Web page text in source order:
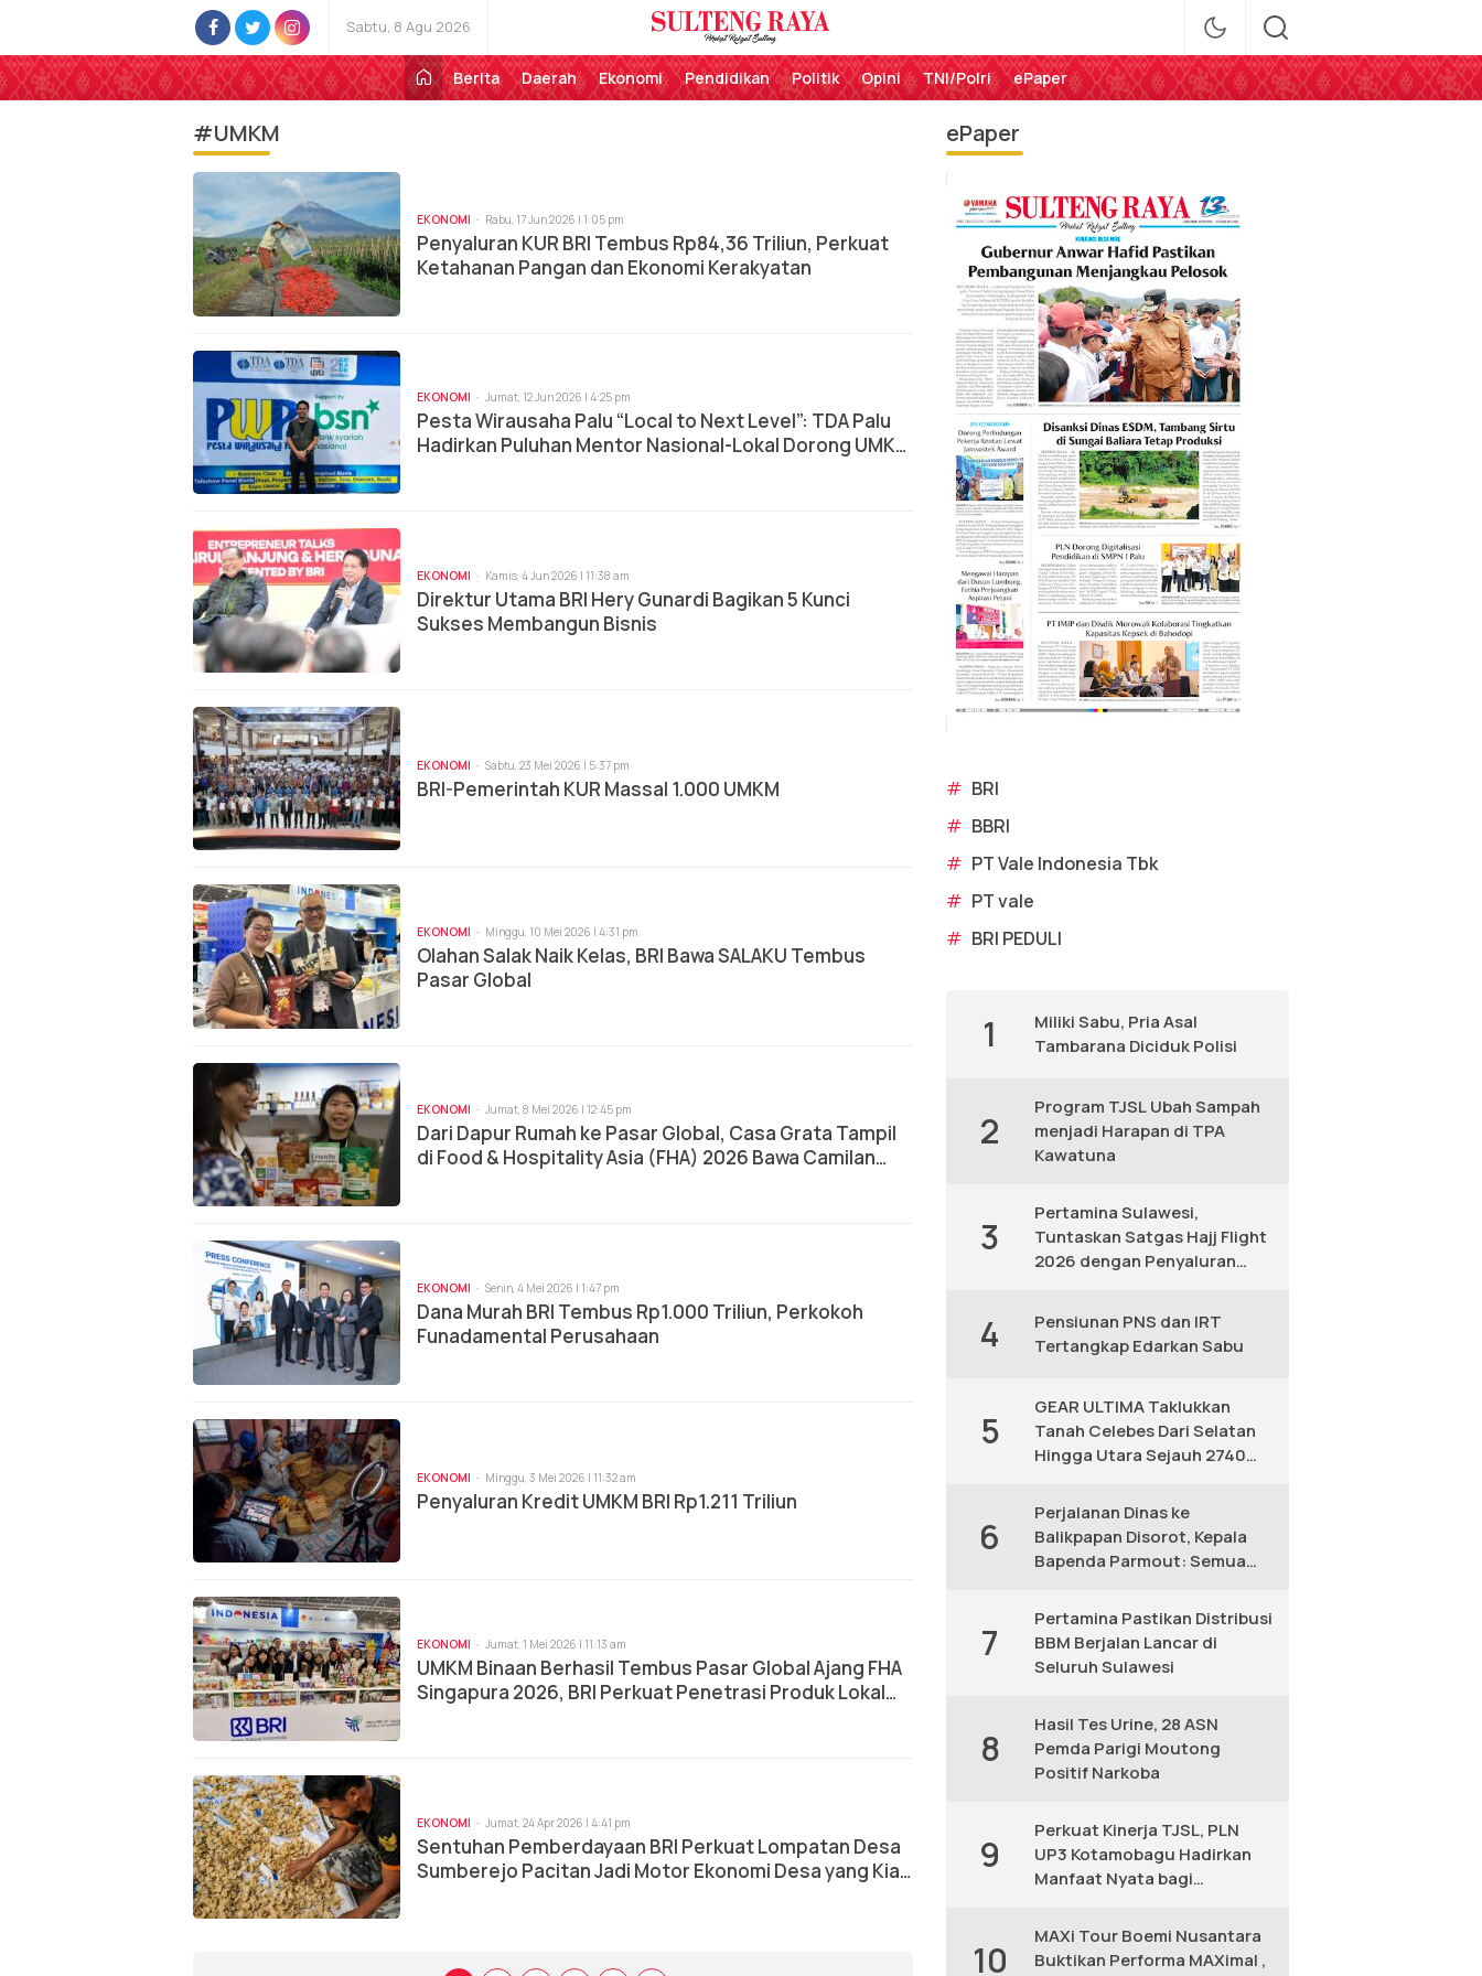
Sabtu, 8 Agu 2026
Sulteng Raya
Perekat Rakyat Sulteng
Berita
Daerah Ekonomi Pendidikan Politik Opini TNI/Polri ePaper
#UMKM
EKONOMI Rabu, 17 Jun 2026 | 1:05 pm
Penyaluran KUR BRI Tembus Rp84,36 Triliun, Perkuat
Ketahanan Pangan dan Ekonomi Kerakyatan
EKONOMI Jumat, 12 Jun 2026 | 4:25 pm
Pesta Wirausaha Palu “Local to Next Level”: TDA Palu
Hadirkan Puluhan Mentor Nasional-Lokal Dorong UMKM
EKONOMI Kamis, 4 Jun 2026 | 11:38 am
Direktur Utama BRI Hery Gunardi Bagikan 5 Kunci
Sukses Membangun Bisnis
EKONOMI Sabtu, 23 Mei 2026 | 5:37 pm
BRI-Pemerintah KUR Massal 1.000 UMKM
EKONOMI Minggu, 10 Mei 2026 | 4:31 pm
Olahan Salak Naik Kelas, BRI Bawa SALAKU Tembus
Pasar Global
EKONOMI Jumat, 8 Mei 2026 | 12:45 pm
Dari Dapur Rumah ke Pasar Global, Casa Grata Tampil
di Food & Hospitality Asia (FHA) 2026 Bawa Camilan
EKONOMI Senin, 4 Mei 2026 | 1:47 pm
Dana Murah BRI Tembus Rp1.000 Triliun, Perkokoh
Funadamental Perusahaan
EKONOMI Minggu, 3 Mei 2026 | 11:32 am
Penyaluran Kredit UMKM BRI Rp1.211 Triliun
EKONOMI Jumat, 1 Mei 2026 | 11:13 am
UMKM Binaan Berhasil Tembus Pasar Global Ajang FHA
Singapura 2026, BRI Perkuat Penetrasi Produk Lokal
EKONOMI Jumat, 24 Apr 2026 | 4:41 pm
Sentuhan Pemberdayaan BRI Perkuat Lompatan Desa
Sumberejo Pacitan Jadi Motor Ekonomi Desa yang Kian
ePaper
# BRI
# BBRI
# PT Vale Indonesia Tbk
# PT vale
# BRI PEDULI
1
Miliki Sabu, Pria Asal
Tambarana Diciduk Polisi
2
Program TJSL Ubah Sampah
menjadi Harapan di TPA
Kawatuna
3
Pertamina Sulawesi,
Tuntaskan Satgas Hajj Flight
2026 dengan Penyaluran
4
Pensiunan PNS dan IRT
Tertangkap Edarkan Sabu
5
GEAR ULTIMA Taklukkan
Tanah Celebes Dari Selatan
Hingga Utara Sejauh 2740
6
Perjalanan Dinas ke
Balikpapan Disorot, Kepala
Bapenda Parmout: Semua
7
Pertamina Pastikan Distribusi
BBM Berjalan Lancar di
Seluruh Sulawesi
8
Hasil Tes Urine, 28 ASN
Pemda Parigi Moutong
Positif Narkoba
9
Perkuat Kinerja TJSL, PLN
UP3 Kotamobagu Hadirkan
Manfaat Nyata bagi
10
MAXi Tour Boemi Nusantara
Buktikan Performa MAXimal ,